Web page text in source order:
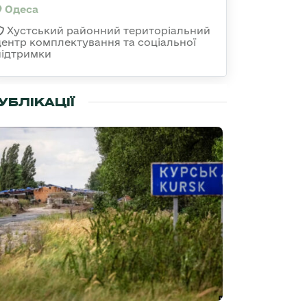
Одеса
Хустський районний територіальний
комплектування та соціальної